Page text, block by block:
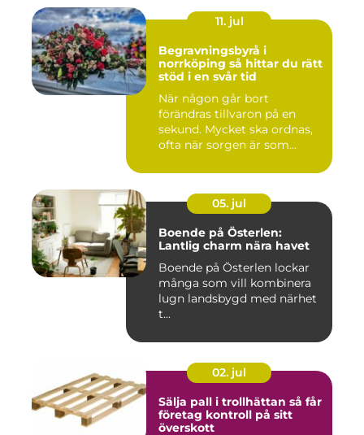
11. jul
Begravningsbyrå i
norrköping så hittar du rätt
stöd i en svår tid
När någon går bort
förändras tillvaron på en
sekund. Mycket ska ordnas,
ofta när sorgen är som
05. jul
Boende på Österlen:
Lantlig charm nära havet
Boende på Österlen lockar
många som vill kombinera
lugn landsbygd med närhet
t...
02. jul
Sälja pall i trollhättan så får
företag kontroll på sitt
överskott